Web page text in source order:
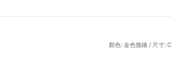
顏色: 金色微鑲 / 尺寸: C